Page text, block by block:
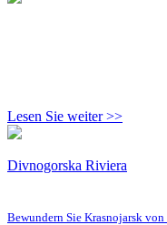
Lesen Sie weiter >>
Divnogorska Riviera
Bewundern Sie Krasnojarsk